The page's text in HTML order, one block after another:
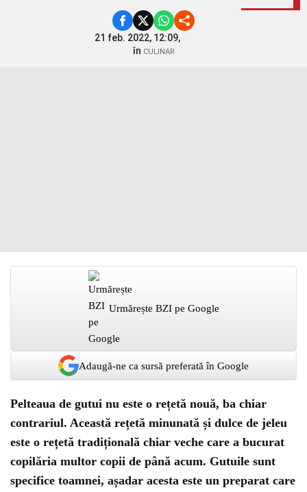
21 feb. 2022, 12:09,
în CULINAR
Urmărește BZI pe Google
Adaugă-ne ca sursă preferată în Google
Pelteaua de gutui nu este o rețetă nouă, ba chiar
contrariul. Această rețetă minunată și dulce de jeleu
este o rețetă tradițională chiar veche care a bucurat
copilăria multor copii de până acum. Gutuile sunt
specifice toamnei, așadar acesta este un preparat care